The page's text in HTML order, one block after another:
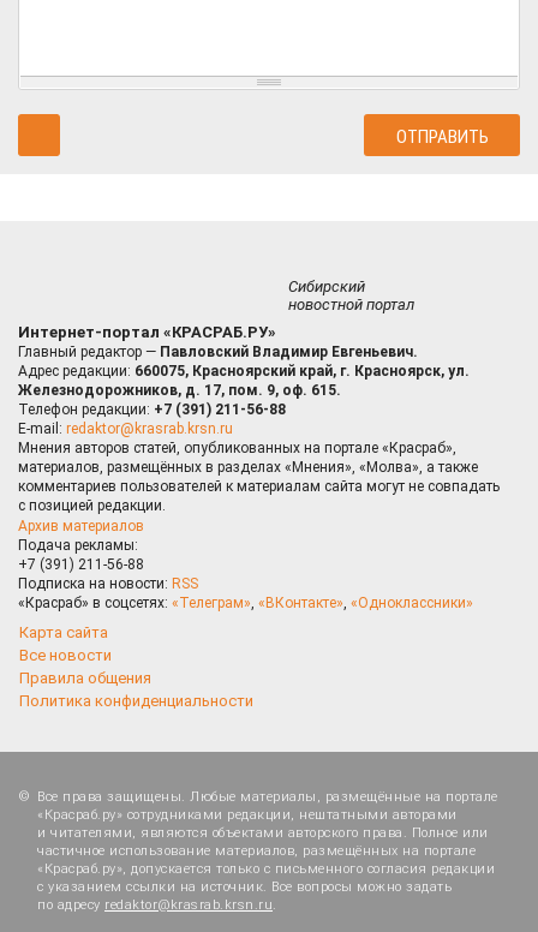
Сибирский
новостной портал
Интернет-портал «КРАСРАБ.РУ»
Главный редактор — Павловский Владимир Евгеньевич.
Адрес редакции: 660075, Красноярский край, г. Красноярск, ул.
Железнодорожников, д. 17, пом. 9, оф. 615.
Телефон редакции: +7 (391) 211-56-88
E-mail: redaktor@krasrab.krsn.ru
Мнения авторов статей, опубликованных на портале «Красраб»,
материалов, размещённых в разделах «Мнения», «Молва», а также
комментариев пользователей к материалам сайта могут не совпадать
с позицией редакции.
Архив материалов
Подача рекламы:
+7 (391) 211-56-88
Подписка на новости: RSS
«Красраб» в соцсетях: «Телеграм», «ВКонтакте», «Одноклассники»
Карта сайта
Все новости
Правила общения
Политика конфиденциальности
Все права защищены. Любые материалы, размещённые на портале
«Красраб.ру» сотрудниками редакции, нештатными авторами
и читателями, являются объектами авторского права. Полное или
частичное использование материалов, размещённых на портале
«Красраб.ру», допускается только с письменного согласия редакции
с указанием ссылки на источник. Все вопросы можно задать
по адресу redaktor@krasrab.krsn.ru.